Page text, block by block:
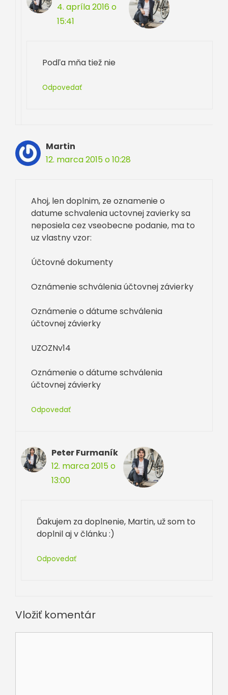
4. apríla 2016 o
15:41
Podľa mňa tiež nie
Odpovedať
Martin
12. marca 2015 o 10:28
Ahoj, len doplnim, ze oznamenie o
datume schvalenia uctovnej zavierky sa
neposiela cez vseobecne podanie, ma to
uz vlastny vzor:
Účtovné dokumenty
Oznámenie schválenia účtovnej závierky
Oznámenie o dátume schválenia
účtovnej závierky
UZOZNv14
Oznámenie o dátume schválenia
účtovnej závierky
Odpovedať
Peter Furmaník
12. marca 2015 o
13:00
Ďakujem za doplnenie, Martin, už som to
doplnil aj v článku :)
Odpovedať
Vložiť komentár